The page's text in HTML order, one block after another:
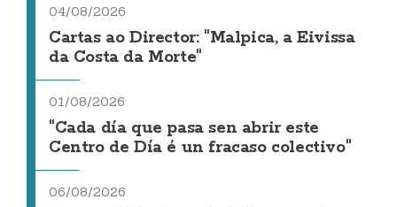
04/08/2026
Cartas ao Director: "Malpica, a Eivissa
da Costa da Morte"
01/08/2026
"Cada día que pasa sen abrir este
Centro de Día é un fracaso colectivo"
06/08/2026